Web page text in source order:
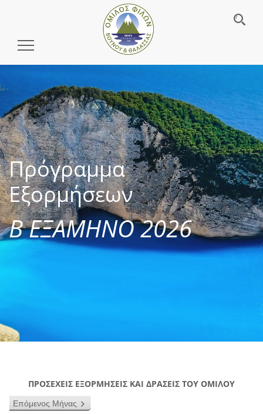
Toggle
Πρόγραμμα
Εξορμήσεων
Β ΕΞΑΜΗΝΟ 2026
ΠΡΟΣΕΧΕΙΣ ΕΞΟΡΜΗΣΕΙΣ ΚΑΙ ΔΡΑΣΕΙΣ ΤΟΥ ΟΜΙΛΟΥ
Επόμενος Μήνας